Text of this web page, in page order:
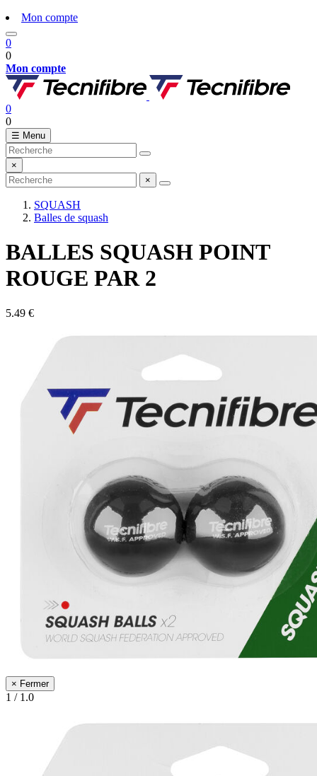
Mon compte
0
0
Mon compte
0
0
☰ Menu
×
×
SQUASH
Balles de squash
BALLES SQUASH POINT
ROUGE PAR 2
5.49 €
× Fermer
1 / 1.0